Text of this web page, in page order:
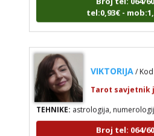
tel:0,93€ -
VIKTORIJA /
Tarot savjetnik
TEHNIKE:astrologija,
Broj tel: 064/